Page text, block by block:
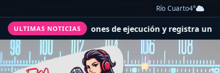
Río Cuarto4°
ULTIMAS NOTICIAS
las previsiones de ejecución y registra un